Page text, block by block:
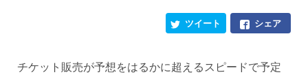
シェア
ツイート
チケット販売が予想をはるかに超えるスピードで予定